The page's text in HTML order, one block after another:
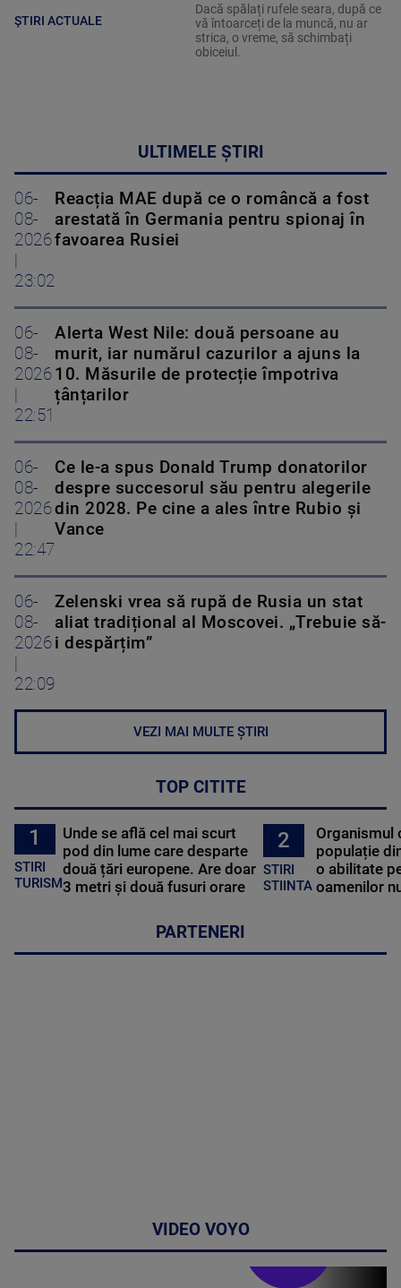
ȘTIRI ACTUALE
Dacă spălați rufele seara, după ce
vă întoarceți de la muncă, nu ar
strica, o vreme, să schimbați
obiceiul.
ULTIMELE ȘTIRI
06-
08-
2026
23:02
Reacția MAE după ce o româncă a fost
arestată în Germania pentru spionaj în
favoarea Rusiei
06-
08-
2026
22:51
Alerta West Nile: două persoane au
murit, iar numărul cazurilor a ajuns la
10. Măsurile de protecție împotriva
țânțarilor
06-
08-
2026
22:47
Ce le-a spus Donald Trump donatorilor
despre succesorul său pentru alegerile
din 2028. Pe cine a ales între Rubio și
Vance
06-
08-
2026
22:09
Zelenski vrea să rupă de Rusia un stat
aliat tradițional al Moscovei. „Trebuie să-
i despărțim”
VEZI MAI MULTE ȘTIRI
TOP CITITE
1
STIRI
TURISM
Unde se află cel mai scurt
pod din lume care desparte
două țări europene. Are doar
3 metri și două fusuri orare
2
STIRI
STIINTA
Organismul
populație
o abilitate
oamenilor
PARTENERI
VIDEO VOYO